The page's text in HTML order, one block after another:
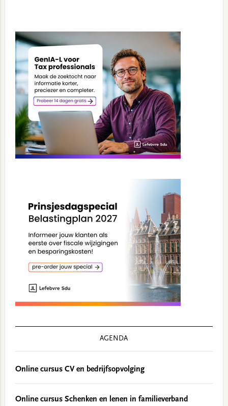
Sidebar
AGENDA
Online cursus CV en bedrijfsopvolging
Online cursus Schenken en lenen in familieverband